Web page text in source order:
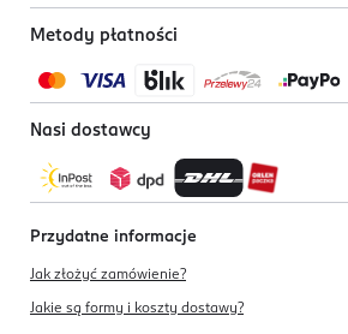
Metody płatności
Nasi dostawcy
Przydatne informacje
Jak złożyć zamówienie?
Jakie są formy i koszty dostawy?